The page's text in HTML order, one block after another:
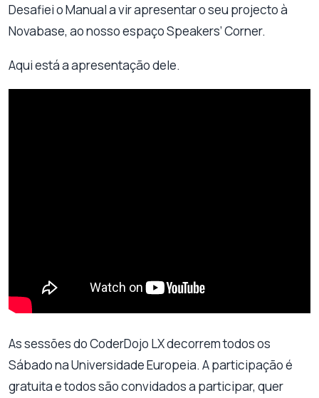
Desafiei o Manual a vir apresentar o seu projecto à
Novabase, ao nosso espaço Speakers’ Corner.
Aqui está a apresentação dele.
As sessões do CoderDojo LX decorrem todos os
Sábado na Universidade Europeia. A participação é
gratuita e todos são convidados a participar, quer